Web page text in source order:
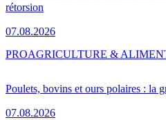
rétorsion
07.08.2026
Poulets, bovins et ours polaires : la
07.08.2026
PROAGRICULTURE &